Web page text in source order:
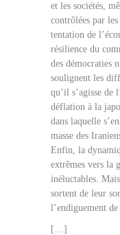
et les sociétés,
contrôlées par
tentation de
résilience du
des démocraties
soulignent les
qu’il s’agisse de
déflation à la
dans laquelle
masse des
Enfin, la
extrêmes vers la
inéluctables.
sortent de leur
l’endiguement
[…]